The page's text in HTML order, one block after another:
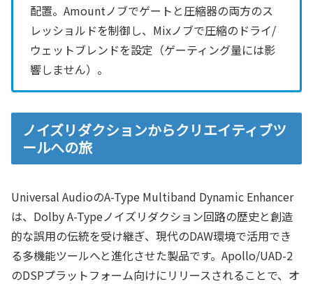
配置。Amountノブでゲートと圧縮器の両方のス
レッショルドを制御し、Mixノブで圧縮のドライ/
ウェットブレンドを設定（ゲーティング量には影
響しません）。
ノイズリダクションからクリエイティブツ
ールへの旅
Universal AudioのA-Type Multiband Dynamic Enhancer
は、Dolby A-Typeノイズリダクション回路の歴史と創造
的な誤用の伝統を受け継ぎ、現代のDAW環境で活用でき
る多機能ツールへと進化させた製品です。Apollo/UAD-2
のDSPプラットフォーム向けにリリースされることで、オ